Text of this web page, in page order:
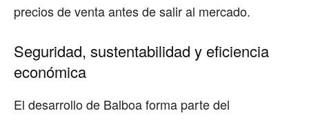
precios de venta antes de salir al mercado.
Seguridad, sustentabilidad y eficiencia
económica
El desarrollo de Balboa forma parte del